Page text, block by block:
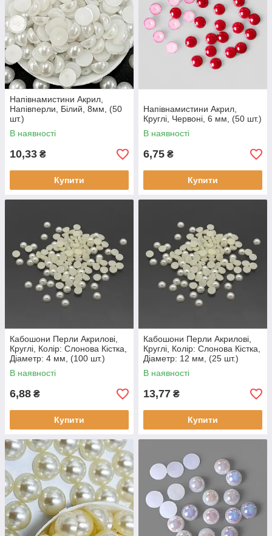
Напівнамистини Акрил,
Напівперли, Білий, 8мм, (50
шт.)
В наявності
10,33 ₴
Купити
Напівнамистини Акрил,
Круглі, Червоні, 6 мм, (50 шт.)
В наявності
6,75 ₴
Купити
Кабошони Перли Акрилові,
Круглі, Колір: Слонова Кістка,
Діаметр: 4 мм, (100 шт.)
В наявності
6,88 ₴
Купити
Кабошони Перли Акрилові,
Круглі, Колір: Слонова Кістка,
Діаметр: 12 мм, (25 шт.)
В наявності
13,77 ₴
Купити